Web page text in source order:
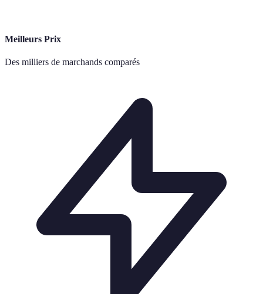
Meilleurs Prix
Des milliers de marchands comparés